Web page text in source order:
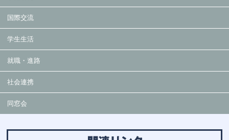
国際交流
学生生活
就職・進路
社会連携
同窓会